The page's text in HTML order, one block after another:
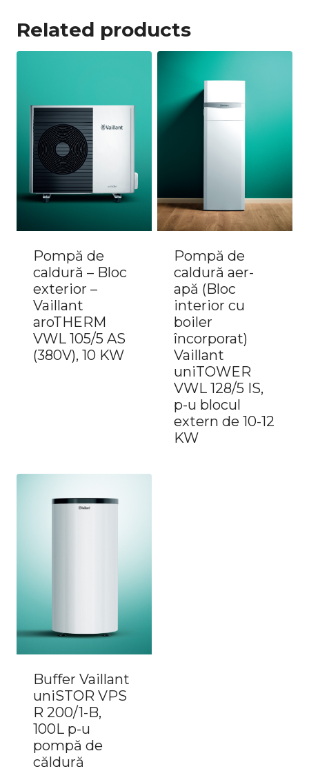
Related products
Pompă de
caldură – Bloc
exterior –
Vaillant
aroTHERM
VWL 105/5 AS
(380V), 10 KW
Pompă de
caldură aer-
apă (Bloc
interior cu
boiler
încorporat)
Vaillant
uniTOWER
VWL 128/5 IS,
p-u blocul
extern de 10-12
KW
Buffer Vaillant
uniSTOR VPS
R 200/1-B,
100L p-u
pompă de
căldură